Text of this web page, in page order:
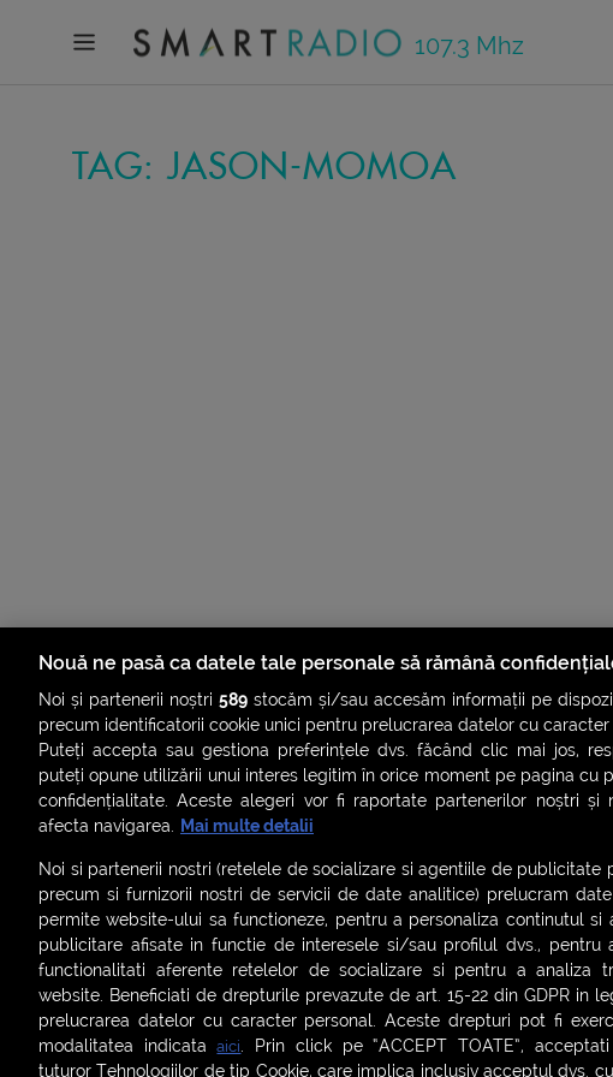
107.3 Mhz
TAG: JASON-MOMOA
ȘTIRI SMART SHORTS LIVE FEVER BRUNCH
Termeni și condiții | Politica de confidențialitate | Politica de cookies |
Nouă ne pasă ca datele tale personale să rămână
Noi și partenerii noștri589 stocăm și/sau accesăm informații pe
precum identificatorii cookie unici pentru prelucrarea datelor cu caracter
Puteți accepta sau gestiona preferințele dvs. făcând clic mai jos,
puteți opune utilizării unui interes legitim în orice moment pe pagina cu
confidențialitate. Aceste alegeri vor fi raportate partenerilor noștri și
afecta navigarea. Mai multe detalii
Noi si partenerii nostri (retelele de socializare si agentiile de publicitate
precum si furnizorii nostri de servicii de date analitice) prelucram
permite website-ului sa functioneze, pentru a personaliza continutul si
publicitare afisate in functie de interesele si/sau profilul dvs., pentru
functionalitati aferente retelelor de socializare si pentru a analiza
website. Beneficiati de drepturile prevazute de art. 15-22 din GDPR in
prelucrarea datelor cu caracter personal. Aceste drepturi pot fi
modalitatea indicataaici. Prin click pe “ACCEPT TOATE”,
tuturor Tehnologiilor de tip Cookie, care implica inclusiv acceptul dvs.